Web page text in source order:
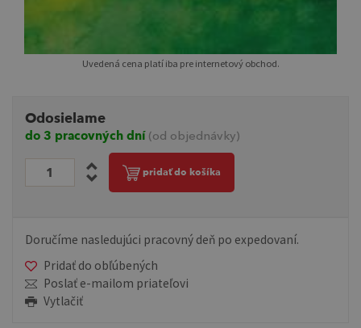
Uvedená cena platí iba pre internetový obchod.
Odosielame
do 3 pracovných dní (od objednávky)
pridať do košíka
Doručíme nasledujúci pracovný deň po expedovaní.
Pridať do obľúbených
Poslať e-mailom priateľovi
Vytlačiť